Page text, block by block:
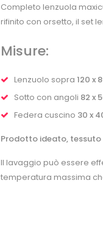
Completo lenzuola
rifinito con orsetto, il set
Misure:
Lenzuolo sopra120 x
Sotto con angoli 82 x
Federa cuscino 30 x
Prodotto ideato,
Il lavaggio può essere
temperatura massima